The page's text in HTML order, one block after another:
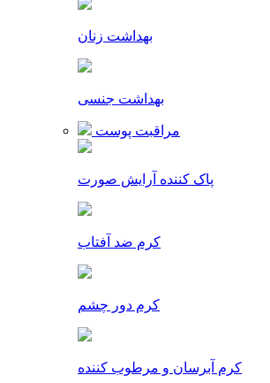
بهداشت زنان
بهداشت جنسی
مراقبت پوست
پاک کننده آرایش صورت
کرم ضد آفتاب
کرم دور چشم
کرم آبرسان و مرطوب کننده